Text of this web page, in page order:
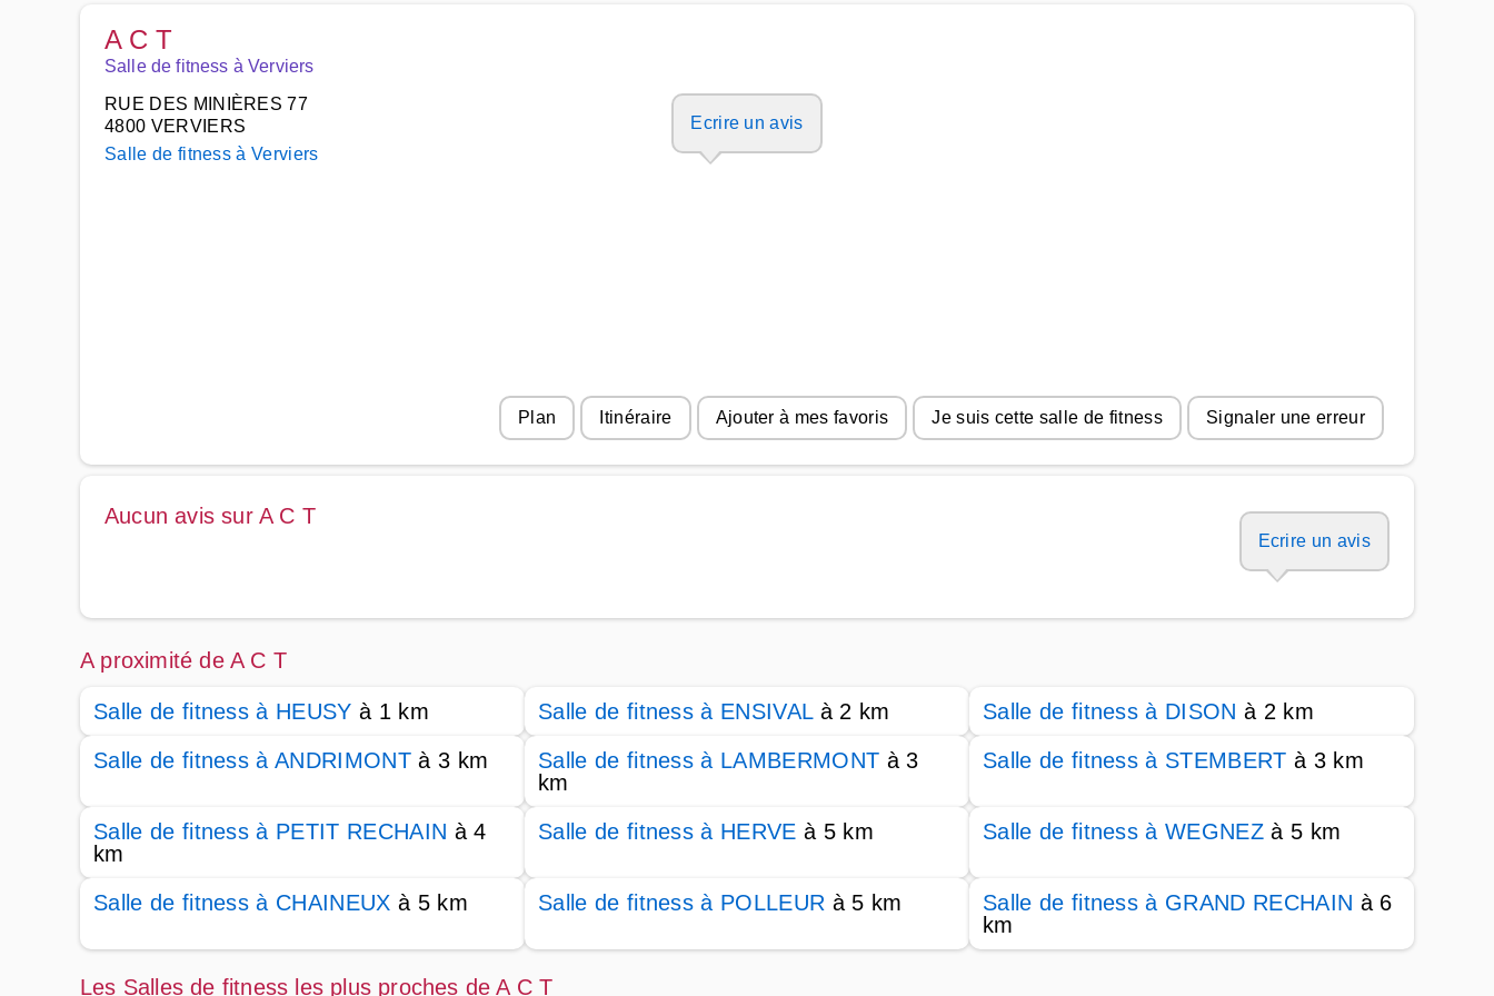
A C T
Salle de fitness à Verviers
RUE DES MINIÈRES 77
4800 VERVIERS
Salle de fitness à Verviers
Ecrire un avis
Plan Itinéraire Ajouter à mes favoris Je suis cette salle de fitness Signaler une erreur
Aucun avis sur A C T
Ecrire un avis
A proximité de A C T
Salle de fitness à HEUSY à 1 km Salle de fitness à ENSIVALà 2 km Salle de fitness à DISON à 2 km
Salle de fitness à ANDRIMONTà 3 km Salle de fitness à LAMBERMONT à 3
km
Salle de fitness à STEMBERT à 3 km
Salle de fitness à PETIT RECHAIN à 4
km
Salle de fitness à HERVE à 5 km Salle de fitness à WEGNEZ à 5 km
Salle de fitness à CHAINEUX à 5 km Salle de fitness à POLLEUR à 5 km Salle de fitness à GRAND RECHAIN à 6
km
Les Salles de fitness les plus proches de A C T